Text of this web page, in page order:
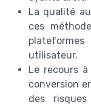
La qualité
ces
utilisateur.
Le recours
conversion
des